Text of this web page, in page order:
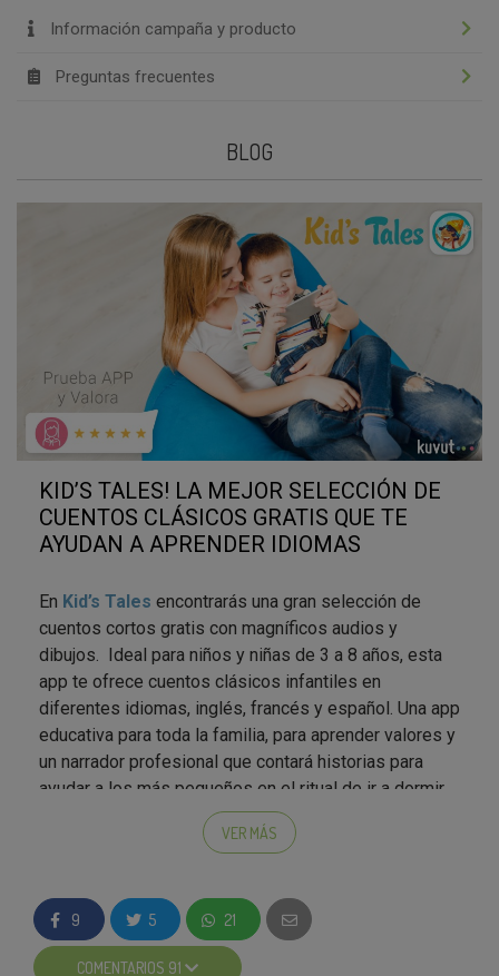
Información campaña y producto
Preguntas frecuentes
BLOG
KID’S TALES! LA MEJOR SELECCIÓN DE
CUENTOS CLÁSICOS GRATIS QUE TE
AYUDAN A APRENDER IDIOMAS
En Kid’s Tales encontrarás una gran selección de
cuentos cortos gratis con magníficos audios y
dibujos. Ideal para niños y niñas de 3 a 8 años, esta
app te ofrece cuentos clásicos infantiles en
diferentes idiomas, inglés, francés y español. Una app
educativa para toda la familia, para aprender valores y
un narrador profesional que contará historias para
ayudar a los más pequeños en el ritual de ir a dormir.
Además de los cuentos,Kid's Tales
actividades para hacer de éste, un momento de
configuraciones especiales para determinar el idioma
de los cuentos, la melodía de fondo, entre otros.
VER MÁS
9 5 21
COMENTARIOS 91